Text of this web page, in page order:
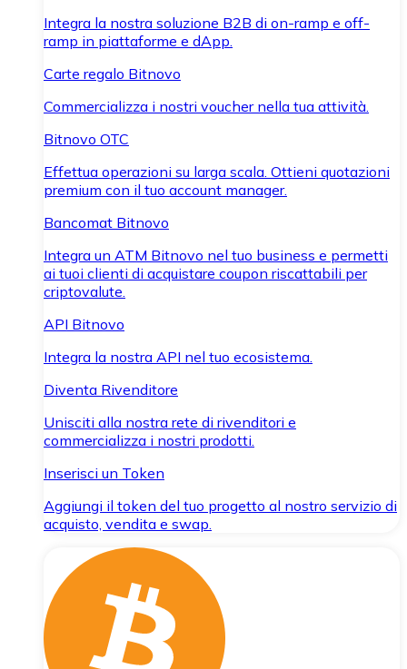
Integra la nostra soluzione B2B di on-ramp e off-
ramp in piattaforme e dApp.
Carte regalo Bitnovo
Commercializza i nostri voucher nella tua attività.
Bitnovo OTC
Effettua operazioni su larga scala. Ottieni quotazioni
premium con il tuo account manager.
Bancomat Bitnovo
Integra un ATM Bitnovo nel tuo business e permetti
ai tuoi clienti di acquistare coupon riscattabili per
criptovalute.
API Bitnovo
Integra la nostra API nel tuo ecosistema.
Diventa Rivenditore
Unisciti alla nostra rete di rivenditori e
commercializza i nostri prodotti.
Inserisci un Token
Aggiungi il token del tuo progetto al nostro servizio di
acquisto, vendita e swap.